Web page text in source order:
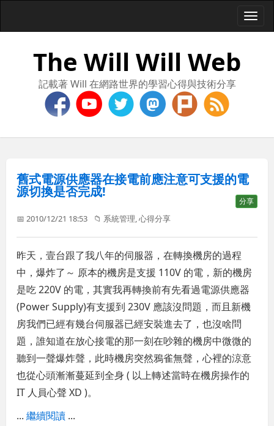
The Will Will Web
記載著 Will 在網路世界的學習心得與技術分享
舊式電源供應器在接電前應注意可支援的電
源切換是否完成!
分享
📅 2010/12/21 18:53 📁 系統管理 ,心得分享
昨天，壹台跟了我八年的伺服器，在轉換機房的過程
中，爆炸了～ 原本的機房是支援 110V 的電，新的機房
是吃 220V 的電，其實我再轉換前有先看過電源供應器
(Power Supply)有支援到 230V 應該沒問題，而且新機
房我們已經有幾台伺服器已經安裝進去了，也沒啥問
題，誰知道在放心接電的那一刻在吵雜的機房中微微的
聽到一聲爆炸聲，此時機房突然鴉雀無聲，心裡的涼意
也從心頭漸漸蔓延到全身 ( 以上轉述當時在機房操作的
IT 人員心聲 XD )。
...繼續閱讀 ...